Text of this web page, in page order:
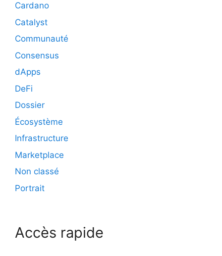
Cardano
Catalyst
Communauté
Consensus
dApps
DeFi
Dossier
Écosystème
Infrastructure
Marketplace
Non classé
Portrait
Accès rapide